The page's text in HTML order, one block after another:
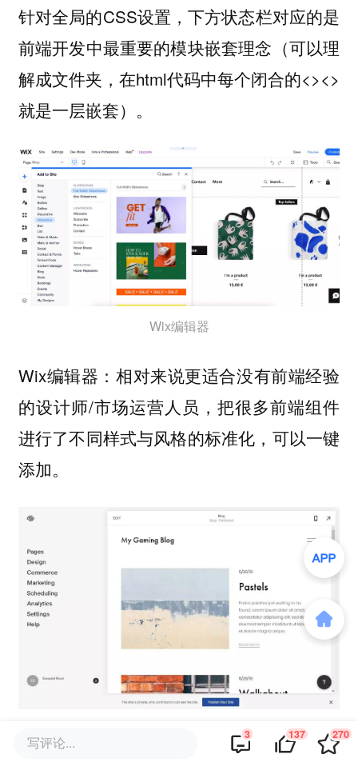
针对全局的CSS设置，下方状态栏对应的是
前端开发中最重要的模块嵌套理念（可以理
解成文件夹，在html代码中每个闭合的<><>
就是一层嵌套）。
Wix编辑器
Wix编辑器：相对来说更适合没有前端经验
的设计师/市场运营人员，把很多前端组件
进行了不同样式与风格的标准化，可以一键
添加。
写评论... 3 137 270